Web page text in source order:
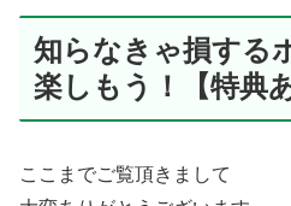
知らなきゃ損する
楽しもう！【特典
ここまでご覧頂きまして